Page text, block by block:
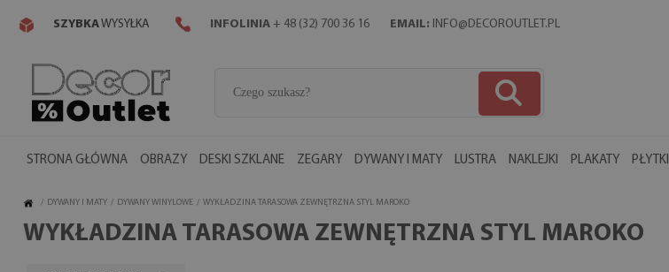
SZYBKAWYSYŁKA INFOLINIA + 48 (32) 700 36 16 EMAIL: INFO@DECOROUTLET.PL
STRONA GŁÓWNA OBRAZY DESKI SZKLANE ZEGARY DYWANY I MATY LUSTRA NAKLEJKI PLAKATY PŁYTKI
/ DYWANY I MATY / DYWANY WINYLOWE / WYKŁADZINA TARASOWA ZEWNĘTRZNA STYL MAROKO
WYKŁADZINA TARASOWA ZEWNĘTRZNA STYL MAROKO